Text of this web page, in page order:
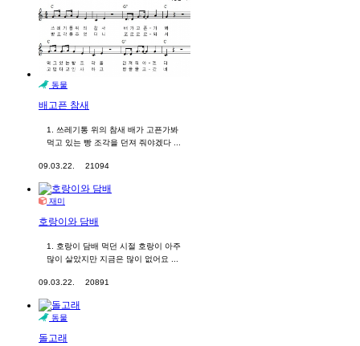
동물
배고픈 참새
1. 쓰레기통 위의 참새 배가 고픈가봐
먹고 있는 빵 조각을 던져 줘야겠다 ...
09.03.22. 21094
재미
호랑이와 담배
1. 호랑이 담배 먹던 시절 호랑이 아주
많이 살았지만 지금은 많이 없어요 ...
09.03.22. 20891
동물
돌고래